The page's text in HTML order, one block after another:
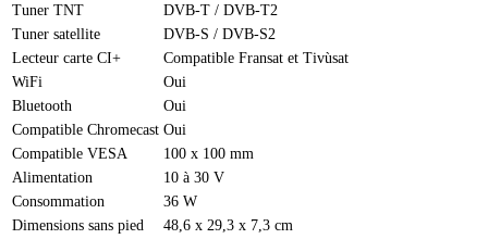
Tuner TNT
DVB-T / DVB-T2
Tuner satellite
DVB-S / DVB-S2
Lecteur carte CI+
Compatible Fransat et Tivùsat
WiFi
Oui
Bluetooth
Oui
Compatible Chromecast Oui
Compatible VESA
100 x 100 mm
Alimentation
10 à 30 V
Consommation
36 W
Dimensions sans pied
48,6 x 29,3 x 7,3 cm